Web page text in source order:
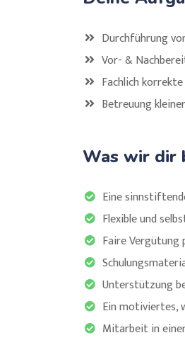
Durchführung
Vor- &
Fachlich
Betreuung
Was wir dir
Eine
Flexible und
Faire Vergütung
Unterstützung
Ein motiviertes,
Mitarbeit in